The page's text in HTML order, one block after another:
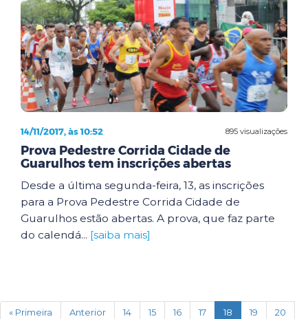
895 visualizações
14/11/2017, às 10:52
Prova Pedestre Corrida Cidade de
Guarulhos tem inscrições abertas
Desde a última segunda-feira, 13, as inscrições
para a Prova Pedestre Corrida Cidade de
Guarulhos estão abertas. A prova, que faz parte
do calendá... [saiba mais]
« Primeira Anterior 14 15 16 17 18 (current)
19
20